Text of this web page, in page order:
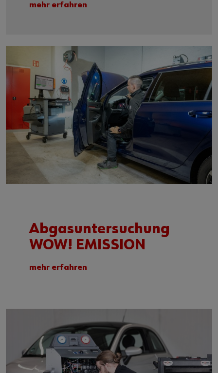
mehr erfahren
Abgasuntersuchung
WOW! EMISSION
mehr erfahren